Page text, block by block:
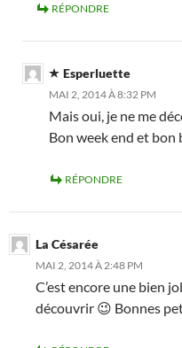
RÉPONDRE
Esperluette
MAI 2, 2014 À 8:32 PM
Mais oui, je ne me
Bon week end et bon
RÉPONDRE
La Césarée
MAI 2, 2014 À 2:48 PM
C’est encore une bien
découvrir 😉 Bonnes